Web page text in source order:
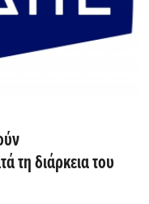
τη διάρκεια του